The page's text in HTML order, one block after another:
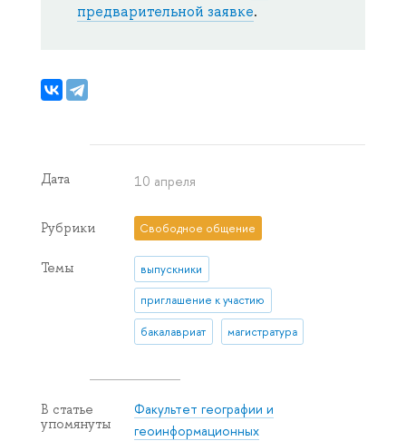
предварительной заявке.
Дата 10 апреля
Рубрики Свободное общение
Темы выпускники
приглашение к участию
бакалавриат магистратура
В статье
упомянуты
Факультет географии и
геоинформационных